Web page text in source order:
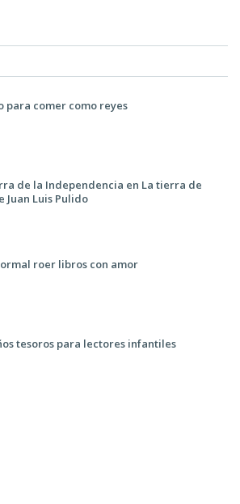
para comer como reyes
de la Independencia en La tierra de
Juan Luis Pulido
roer libros con amor
tesoros para lectores infantiles